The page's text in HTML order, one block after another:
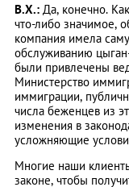
В.Х.: Да, конечно.
что-либо значимое,
компания имела
обслуживанию
были привлечены
Министерство
иммиграции,
числа беженцев из
изменения в
усложняющие
Многие наши
законе, чтобы